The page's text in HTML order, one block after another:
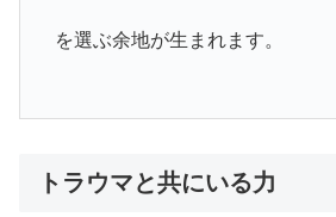
を選ぶ余地が生まれます。
トラウマと共にいる力